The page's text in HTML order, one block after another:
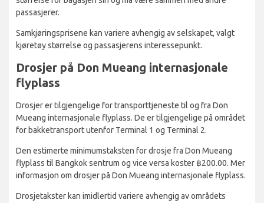
passasjerer.
Samkjøringsprisene kan variere avhengig av selskapet, valgt
kjøretøy størrelse og passasjerens interessepunkt.
Drosjer på Don Mueang internasjonale
flyplass
Drosjer er tilgjengelige for transporttjeneste til og fra Don
Mueang internasjonale flyplass. De er tilgjengelige på området
for bakketransport utenfor Terminal 1 og Terminal 2.
Den estimerte minimumstaksten for drosje fra Don Mueang
flyplass til Bangkok sentrum og vice versa koster ฿200.00. Mer
informasjon om drosjer på Don Mueang internasjonale flyplass.
Drosjetakster kan imidlertid variere avhengig av områdets